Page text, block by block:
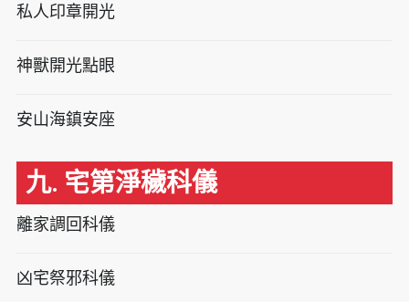
私人印章開光
神獸開光點眼
安山海鎮安座
九. 宅第淨穢科儀
離家調回科儀
凶宅祭邪科儀